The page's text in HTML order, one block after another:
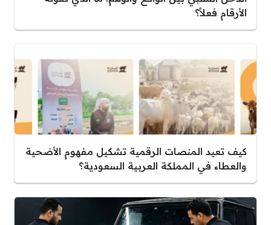
الأرقام فعلاً؟
كيف تعيد المنصات الرقمية تشكيل مفهوم الأضحية
والعطاء في المملكة العربية السعودية؟